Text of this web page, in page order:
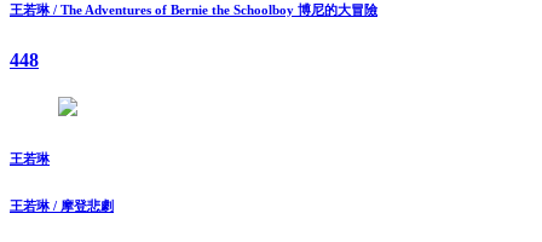
王若琳 / The Adventures of Bernie the Schoolboy 博尼的大冒險
448
王若琳
王若琳 / 摩登悲劇